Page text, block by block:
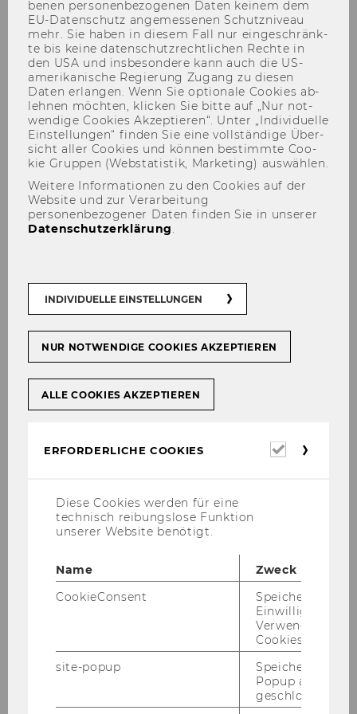
Emanuel List, PhD
Kon­takt
Tel.: +43 (1) 31336 - 5934
be­nen per­so­nen­be­zo­ge­nen Daten kei­nem dem
EU-​Datenschutz an­ge­mes­se­nen Schutz­ni­veau
mehr. Sie haben in die­sem Fall nur ein­ge­schränk­
te bis keine da­ten­schutz­recht­li­chen Rech­te in
den USA und ins­be­son­de­re kann auch die US-​
amerikanische Re­gie­rung Zu­gang zu die­sen
Daten er­lan­gen. Wenn Sie op­tio­na­le Coo­kies ab­
leh­nen möch­ten, kli­cken Sie bitte auf „Nur not­
wen­di­ge Coo­kies Ak­zep­tie­ren“. Unter „In­di­vi­du­el­le
Ein­stel­lun­gen“ fin­den Sie eine voll­stän­di­ge Über­
sicht aller Coo­kies und kön­nen be­stimm­te Coo­
kie Grup­pen (Web­sta­tis­tik, Mar­ke­ting) aus­wäh­len.
Weitere Informationen zu den Cookies auf der
Website und zur Verarbeitung
personenbezogener Daten finden Sie in unserer
Datenschutzerklärung.
INDIVIDUELLE EINSTELLUNGEN
NUR NOTWENDIGE COOKIES AKZEPTIEREN
ALLE COOKIES AKZEPTIEREN
ERFORDERLICHE COOKIES
Diese Cookies werden für eine
technisch reibungslose Funktion
unserer Website benötigt.
Name
Zweck
CookieConsent
Speichert Ihre
Einwilligung zur
Verwendung von
Cookies.
site-popup
Speichert ob ein
Popup
geschlossen